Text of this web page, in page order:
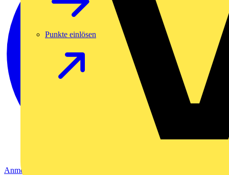
Punkte einlösen
Anmelden